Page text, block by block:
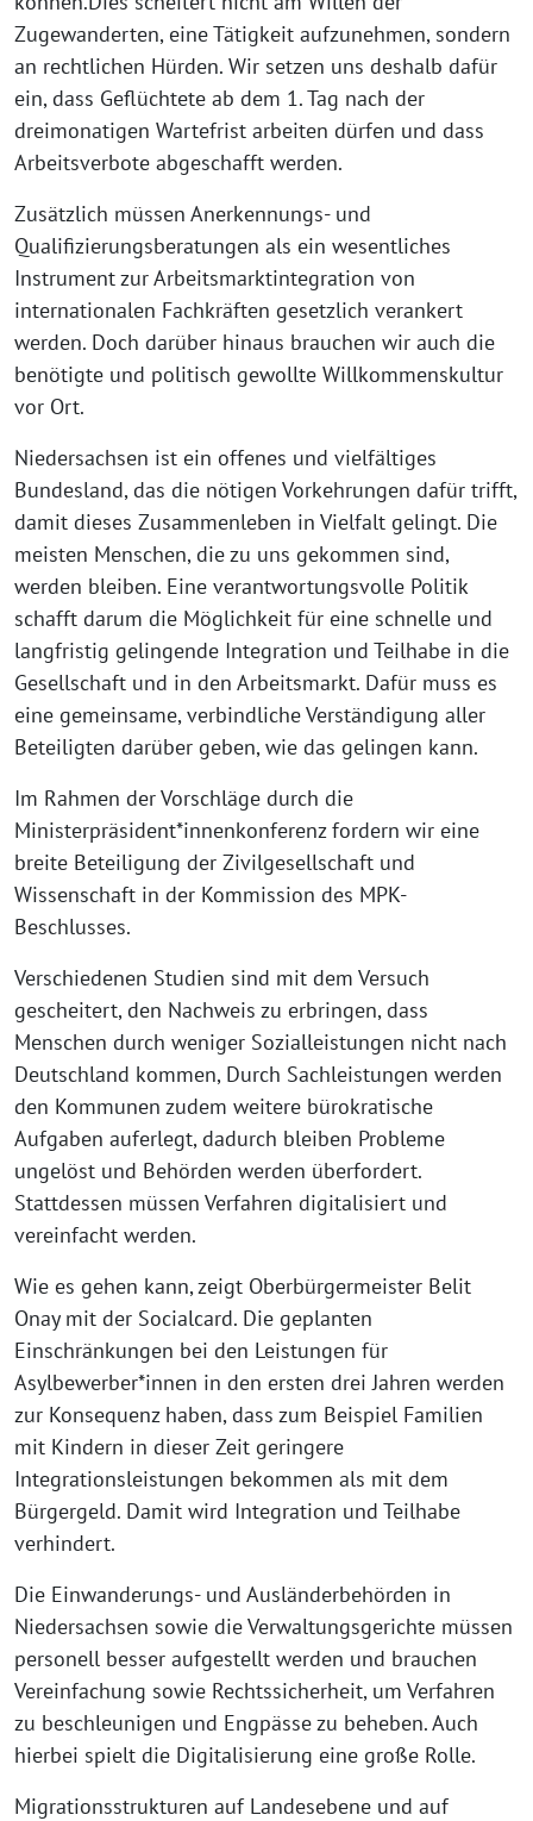
Zugewanderten, eine Tätigkeit aufzunehmen, sondern
an rechtlichen Hürden. Wir setzen uns deshalb dafür
ein, dass Geflüchtete ab dem 1. Tag nach der
dreimonatigen Wartefrist arbeiten dürfen und dass
Arbeitsverbote abgeschafft werden.
Zusätzlich müssen Anerkennungs- und
Qualifizierungsberatungen als ein wesentliches
Instrument zur Arbeitsmarktintegration von
internationalen Fachkräften gesetzlich verankert
werden. Doch darüber hinaus brauchen wir auch die
benötigte und politisch gewollte Willkommenskultur
vor Ort.
Niedersachsen ist ein offenes und vielfältiges
Bundesland, das die nötigen Vorkehrungen dafür trifft,
damit dieses Zusammenleben in Vielfalt gelingt. Die
meisten Menschen, die zu uns gekommen sind,
werden bleiben. Eine verantwortungsvolle Politik
schafft darum die Möglichkeit für eine schnelle und
langfristig gelingende Integration und Teilhabe in die
Gesellschaft und in den Arbeitsmarkt. Dafür muss es
eine gemeinsame, verbindliche Verständigung aller
Beteiligten darüber geben, wie das gelingen kann.
Im Rahmen der Vorschläge durch die
Ministerpräsident*innenkonferenz fordern wir eine
breite Beteiligung der Zivilgesellschaft und
Wissenschaft in der Kommission des MPK-
Beschlusses.
Verschiedenen Studien sind mit dem Versuch
gescheitert, den Nachweis zu erbringen, dass
Menschen durch weniger Sozialleistungen nicht nach
Deutschland kommen, Durch Sachleistungen werden
den Kommunen zudem weitere bürokratische
Aufgaben auferlegt, dadurch bleiben Probleme
ungelöst und Behörden werden überfordert.
Stattdessen müssen Verfahren digitalisiert und
vereinfacht werden.
Wie es gehen kann, zeigt Oberbürgermeister Belit
Onay mit der Socialcard. Die geplanten
Einschränkungen bei den Leistungen für
Asylbewerber*innen in den ersten drei Jahren werden
zur Konsequenz haben, dass zum Beispiel Familien
mit Kindern in dieser Zeit geringere
Integrationsleistungen bekommen als mit dem
Bürgergeld. Damit wird Integration und Teilhabe
verhindert.
Die Einwanderungs- und Ausländerbehörden in
Niedersachsen sowie die Verwaltungsgerichte müssen
personell besser aufgestellt werden und brauchen
Vereinfachung sowie Rechtssicherheit, um Verfahren
zu beschleunigen und Engpässe zu beheben. Auch
hierbei spielt die Digitalisierung eine große Rolle.
Migrationsstrukturen auf Landesebene und auf